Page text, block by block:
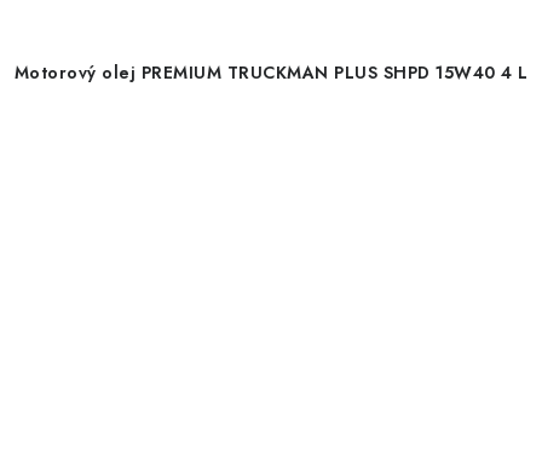
Motorový olej PREMIUM TRUCKMAN PLUS SHPD 15W40 4 L